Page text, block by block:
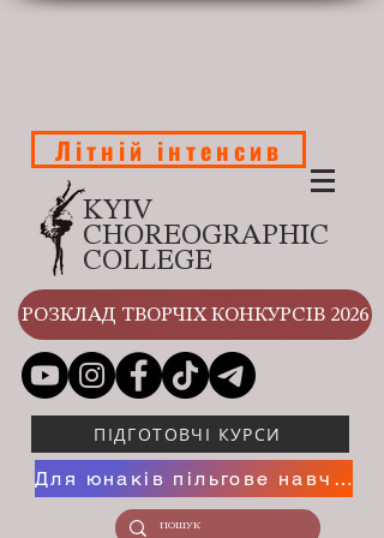
KYIV
CHOREOGRAPHIC
COLLEGE
Літній інтенсив
РОЗКЛАД ТВОРЧІХ КОНКУРСІВ 2026
ПІДГОТОВЧІ КУРСИ
Для юнаків пільгове навчання